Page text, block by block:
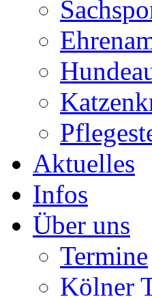
Aktuelles
Infos
Über uns
Termine
Kölner